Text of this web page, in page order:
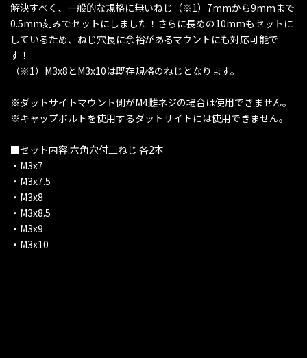
解決すべく、一般的な規格に無いねじ（※1）7mmから9mmまで
0.5mm刻みでセットにしました！さらに長めの10mmもセットに
しているため、ねじ穴長に余裕があるマウントにも対応可能で
す！
（※1）M3x8とM3x10は既存規格のねじとなります。
※ダットサイトマウント側がM4雌ネジの場合は使用できません。
※キャップボルトを使用するダットサイトには使用できません。
■セット内容:六角穴付皿ねじ 各2本
・M3x7
・M3x7.5
・M3x8
・M3x8.5
・M3x9
・M3x10